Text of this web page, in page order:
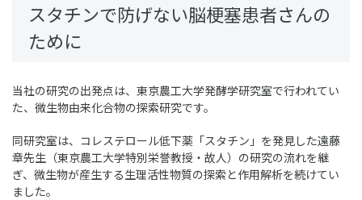
スタチンで防げない脳梗塞患者さんの
ために
当社の研究の出発点は、東京農工大学発酵学研究室で行われてい
た、微生物由来化合物の探索研究です。
同研究室は、コレステロール低下薬「スタチン」を発見した遠藤
章先生（東京農工大学特別栄誉教授・故人）の研究の流れを継
ぎ、微生物が産生する生理活性物質の探索と作用解析を続けてい
ました。